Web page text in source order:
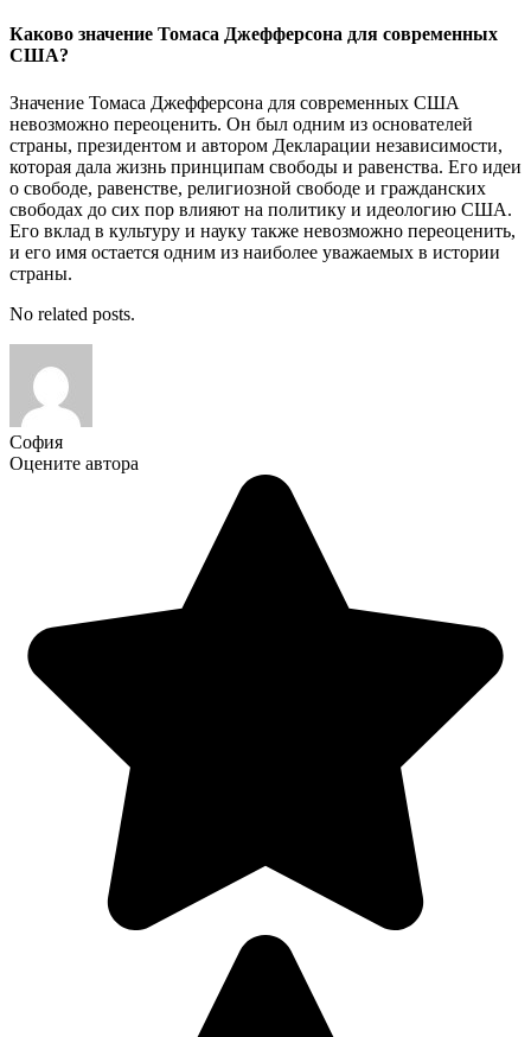
Каково значение Томаса Джефферсона для современных
США?
Значение Томаса Джефферсона для современных США
невозможно переоценить. Он был одним из основателей
страны, президентом и автором Декларации независимости,
которая дала жизнь принципам свободы и равенства. Его идеи
о свободе, равенстве, религиозной свободе и гражданских
свободах до сих пор влияют на политику и идеологию США.
Его вклад в культуру и науку также невозможно переоценить,
и его имя остается одним из наиболее уважаемых в истории
страны.
No related posts.
София
Оцените автора